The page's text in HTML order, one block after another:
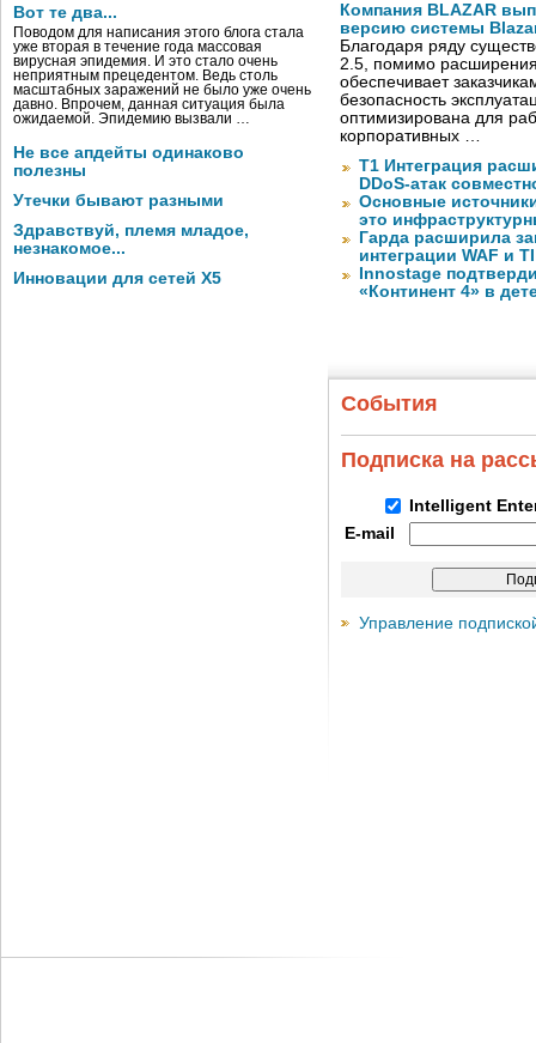
Вот те два...
Поводом для написания этого блога стала
уже вторая в течение года массовая
вирусная эпидемия. И это стало очень
неприятным прецедентом. Ведь столь
масштабных заражений не было уже очень
давно. Впрочем, данная ситуация была
ожидаемой. Эпидемию вызвали …
Не все апдейты одинаково
полезны
Утечки бывают разными
Здравствуй, племя младое,
незнакомое...
Инновации для сетей X5
Компания BLAZAR
версию системы
Благодаря ряду
2.5, помимо
обеспечивает
безопасность
оптимизирована для
корпоративных …
Т1 Интеграция
DDoS-атак
Основные
это
Гарда расширила
интеграции WAF и
Innostage
«Континент 4» в
События
Подписка на
Intelligent
E-mail
Управление